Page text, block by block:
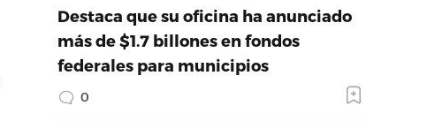
Destaca que su oficina ha anunciado
más de $1.7 billones en fondos
federales para municipios
0